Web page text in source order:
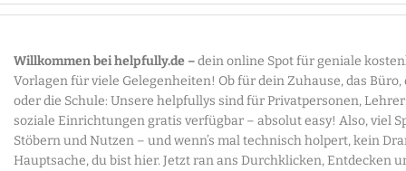
Willkommen bei helpfully.de –dein online Spot für geniale
Vorlagen für viele Gelegenheiten! Ob für dein Zuhause, das Büro,
oder die Schule: Unsere helpfullys sind für Privatpersonen,
soziale Einrichtungen gratis verfügbar – absolut easy! Also, viel
Stöbern und Nutzen – und wenn’s mal technisch holpert, kein
Hauptsache, du bist hier. Jetzt ran ans Durchklicken, Entdecken